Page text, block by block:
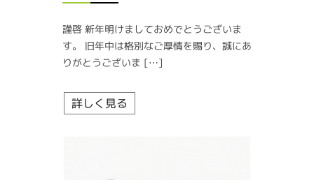
謹啓 新年明けましておめでとうございま
す。 旧年中は格別なご厚情を賜り、誠にあ
りがとうございま […]
詳しく見る